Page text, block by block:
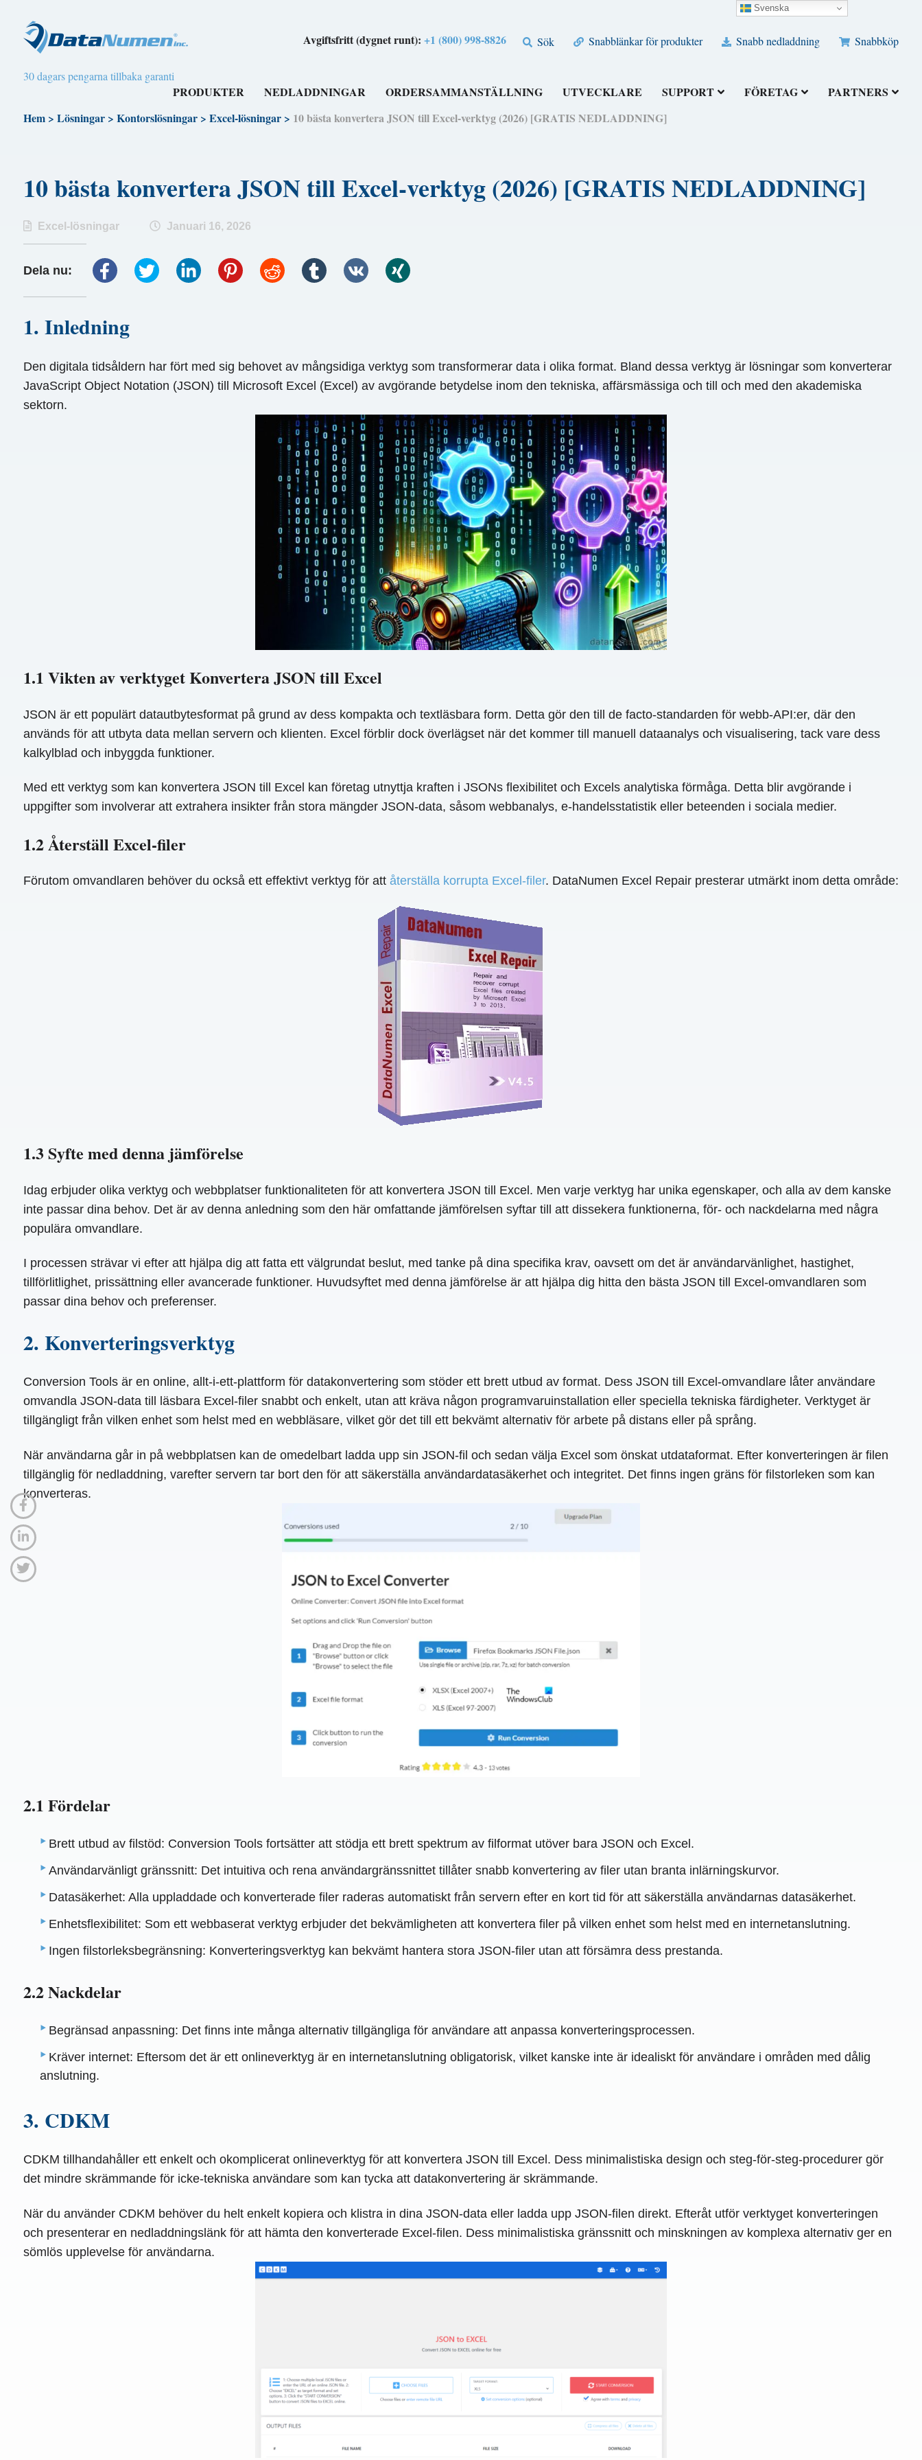
Avgiftsfritt (dygnet runt):+1 (800) 998-8826 Sök Snabblänkar för produkter Snabb nedladdning Snabbköp
30 dagars pengarna tillbaka garanti
PRODUKTER NEDLADDNINGAR ORDERSAMMANSTÄLLNING UTVECKLARE SUPPORT FÖRETAG
PARTNERS
Hem> Lösningar> Kontorslösningar> Excel-lösningar> 10 bästa konvertera JSON till Excel-verktyg (2026) [GRATIS NEDLADDNING]
10 bästa konvertera JSON till Excel-verktyg (2026) [GRATIS NEDLADDNING]
Excel-lösningar Januari 16, 2026
Dela nu:
1. Inledning
Den digitala tidsåldern har fört med sig behovet av mångsidiga verktyg som transformerar data i olika format. Bland dessa verktyg är lösningar som konverterar
JavaScript Object Notation (JSON) till Microsoft Excel (Excel) av avgörande betydelse inom den tekniska, affärsmässiga och till och med den akademiska
sektorn.
1.1 Vikten av verktyget Konvertera JSON till Excel
JSON är ett populärt datautbytesformat på grund av dess kompakta och textläsbara form. Detta gör den till de facto-standarden för webb-API:er, där den
används för att utbyta data mellan servern och klienten. Excel förblir dock överlägset när det kommer till manuell dataanalys och visualisering, tack vare dess
kalkylblad och inbyggda funktioner.
Med ett verktyg som kan konvertera JSON till Excel kan företag utnyttja kraften i JSONs flexibilitet och Excels analytiska förmåga. Detta blir avgörande i
uppgifter som involverar att extrahera insikter från stora mängder JSON-data, såsom webbanalys, e-handelsstatistik eller beteenden i sociala medier.
1.2 Återställ Excel-filer
Förutom omvandlaren behöver du också ett effektivt verktyg för att återställa korrupta Excel-filer. DataNumen Excel Repair presterar utmärkt inom detta område:
1.3 Syfte med denna jämförelse
Idag erbjuder olika verktyg och webbplatser funktionaliteten för att konvertera JSON till Excel. Men varje verktyg har unika egenskaper, och alla av dem kanske
inte passar dina behov. Det är av denna anledning som den här omfattande jämförelsen syftar till att dissekera funktionerna, för- och nackdelarna med några
populära omvandlare.
I processen strävar vi efter att hjälpa dig att fatta ett välgrundat beslut, med tanke på dina specifika krav, oavsett om det är användarvänlighet, hastighet,
tillförlitlighet, prissättning eller avancerade funktioner. Huvudsyftet med denna jämförelse är att hjälpa dig hitta den bästa JSON till Excel-omvandlaren som
passar dina behov och preferenser.
2. Konverteringsverktyg
Conversion Tools är en online, allt-i-ett-plattform för datakonvertering som stöder ett brett utbud av format. Dess JSON till Excel-omvandlare låter användare
omvandla JSON-data till läsbara Excel-filer snabbt och enkelt, utan att kräva någon programvaruinstallation eller speciella tekniska färdigheter. Verktyget är
tillgängligt från vilken enhet som helst med en webbläsare, vilket gör det till ett bekvämt alternativ för arbete på distans eller på språng.
När användarna går in på webbplatsen kan de omedelbart ladda upp sin JSON-fil och sedan välja Excel som önskat utdataformat. Efter konverteringen är filen
tillgänglig för nedladdning, varefter servern tar bort den för att säkerställa användardatasäkerhet och integritet. Det finns ingen gräns för filstorleken som kan
konverteras.
2.1 Fördelar
Brett utbud av filstöd: Conversion Tools fortsätter att stödja ett brett spektrum av filformat utöver bara JSON och Excel.
Användarvänligt gränssnitt: Det intuitiva och rena användargränssnittet tillåter snabb konvertering av filer utan branta inlärningskurvor.
Datasäkerhet: Alla uppladdade och konverterade filer raderas automatiskt från servern efter en kort tid för att säkerställa användarnas datasäkerhet.
Enhetsflexibilitet: Som ett webbaserat verktyg erbjuder det bekvämligheten att konvertera filer på vilken enhet som helst med en internetanslutning.
Ingen filstorleksbegränsning: Konverteringsverktyg kan bekvämt hantera stora JSON-filer utan att försämra dess prestanda.
2.2 Nackdelar
Begränsad anpassning: Det finns inte många alternativ tillgängliga för användare att anpassa konverteringsprocessen.
Kräver internet: Eftersom det är ett onlineverktyg är en internetanslutning obligatorisk, vilket kanske inte är idealiskt för användare i områden med dålig
anslutning.
3. CDKM
CDKM tillhandahåller ett enkelt och okomplicerat onlineverktyg för att konvertera JSON till Excel. Dess minimalistiska design och steg-för-steg-procedurer gör
det mindre skrämmande för icke-tekniska användare som kan tycka att datakonvertering är skrämmande.
När du använder CDKM behöver du helt enkelt kopiera och klistra in dina JSON-data eller ladda upp JSON-filen direkt. Efteråt utför verktyget konverteringen
och presenterar en nedladdningslänk för att hämta den konverterade Excel-filen. Dess minimalistiska gränssnitt och minskningen av komplexa alternativ ger en
sömlös upplevelse för användarna.
Svenska